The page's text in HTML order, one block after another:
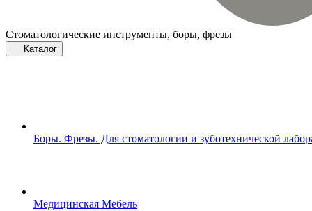
Стоматологические инструменты, боры, фрезы
Каталог
Боры. Фрезы. Для стоматологии и зуботехнической
Медицинская Мебель